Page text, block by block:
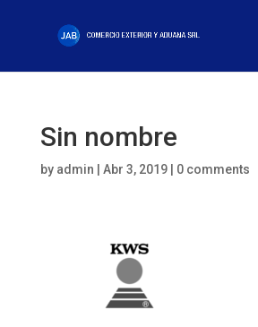
Sin nombre
by admin Abr 3, 2019| 0 comments